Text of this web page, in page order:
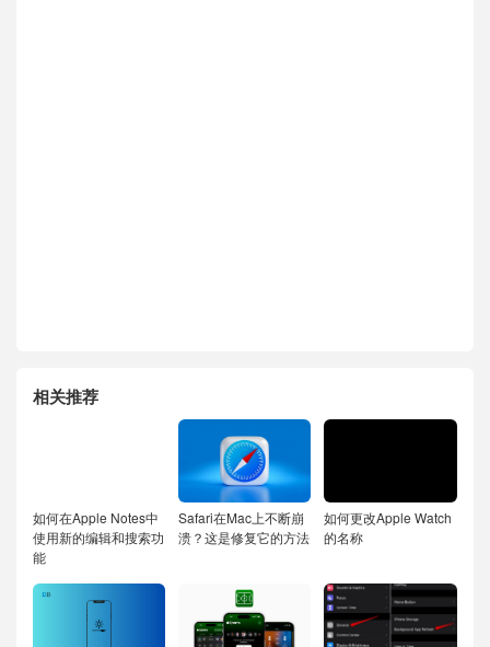
相关推荐
如何在Apple Notes中
使用新的编辑和搜索功
能
Safari在Mac上不断崩
溃？这是修复它的方法
如何更改Apple Watch
的名称